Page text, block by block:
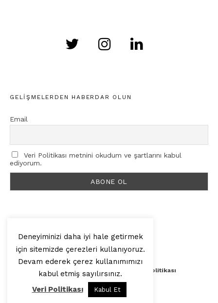
GELIŞMELERDEN HABERDAR OLUN
Email
Veri Politikası metnini okudum ve şartlarını kabul
ediyorum.
© 2025, Artilop
Künye Yazar Başvurusu Veri Politikası
Yukarı Çık
Deneyiminizi daha iyi hale getirmek
için sitemizde çerezleri kullanıyoruz.
Devam ederek çerez kullanımımızı
kabul etmiş sayılırsınız.
Veri Politikası
Kabul Et